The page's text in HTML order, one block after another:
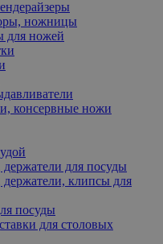
ножницы
для ножей
консервные ножи
для посуды
держатели, клипсы для
посуды
для столовых